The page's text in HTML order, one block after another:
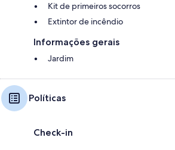
Kit de primeiros socorros
Extintor de incêndio
Informações gerais
Jardim
Políticas
Check-in